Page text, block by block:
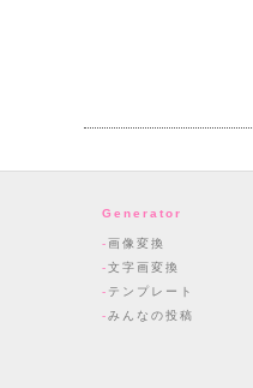
Generator
画像変換
文字画変換
テンプレート
みんなの投稿